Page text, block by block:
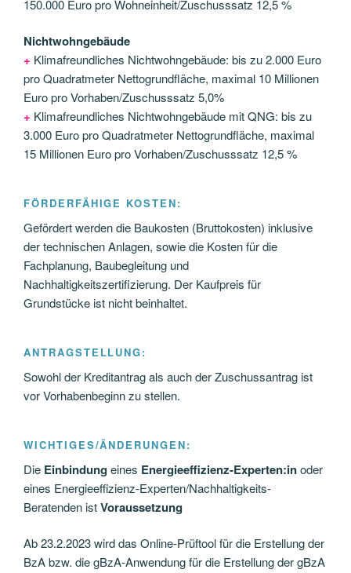
150.000 Euro pro Wohneinheit/Zuschusssatz 12,5 %
Nichtwohngebäude
+ Klimafreundliches Nichtwohngebäude: bis zu 2.000 Euro
pro Quadratmeter Nettogrundfläche, maximal 10 Millionen
Euro pro Vorhaben/Zuschusssatz 5,0%
+ Klimafreundliches Nichtwohngebäude mit QNG: bis zu
3.000 Euro pro Quadratmeter Nettogrundfläche, maximal
15 Millionen Euro pro Vorhaben/Zuschusssatz 12,5 %
FÖRDERFÄHIGE KOSTEN:
Gefördert werden die Baukosten (Bruttokosten) inklusive
der technischen Anlagen, sowie die Kosten für die
Fachplanung, Baubegleitung und
Nachhaltigkeitszertifizierung. Der Kaufpreis für
Grundstücke ist nicht beinhaltet.
ANTRAGSTELLUNG:
Sowohl der Kreditantrag als auch der Zuschussantrag ist
vor Vorhabenbeginn zu stellen.
WICHTIGES/ÄNDERUNGEN:
Die Einbindungeines Energieeffizienz-Experten:inoder
eines Energieeffizienz-Experten/Nachhaltigkeits-
Beratenden istVoraussetzung
Ab 23.2.2023 wird das Online-Prüftool für die Erstellung der
BzA bzw. die gBzA-Anwendung für die Erstellung der gBzA